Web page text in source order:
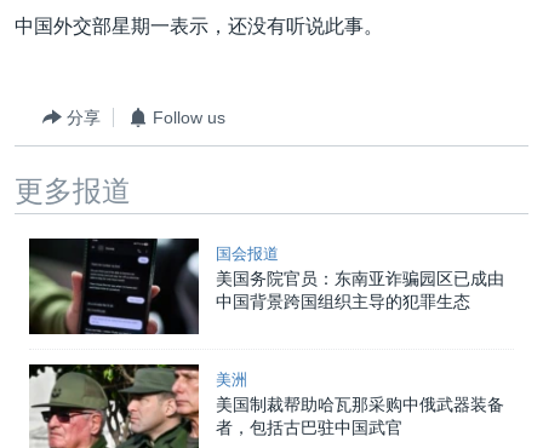
台海两岸关系
关注西藏
GEN Z 看美国
中国外交部星期一表示，还没有听说此事。
分享 Follow us
更多报道
国会报道
美国务院官员：东南亚诈骗园区已成由
中国背景跨国组织主导的犯罪生态
美洲
美国制裁帮助哈瓦那采购中俄武器装备
者，包括古巴驻中国武官